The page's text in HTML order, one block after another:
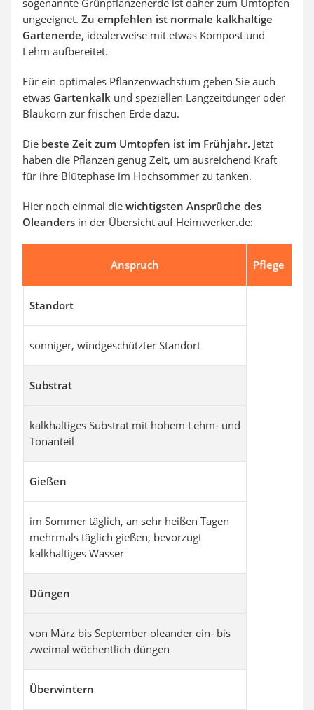
ungeeignet. Zu empfehlen ist normale kalkhaltige
Gartenerde, idealerweise mit etwas Kompost und
Lehm aufbereitet.
Für ein optimales Pflanzenwachstum geben Sie auch
etwas Gartenkalk und speziellen Langzeitdünger oder
Blaukorn zur frischen Erde dazu.
Die beste Zeit zum Umtopfen ist im Frühjahr. Jetzt
haben die Pflanzen genug Zeit, um ausreichend Kraft
für ihre Blütephase im Hochsommer zu tanken.
Hier noch einmal die wichtigsten Ansprüche des
Oleanders in der Übersicht auf Heimwerker.de:
Anspruch Pflege
Standort
sonniger, windgeschützter Standort
Substrat
kalkhaltiges Substrat mit hohem Lehm- und
Tonanteil
Gießen
im Sommer täglich, an sehr heißen Tagen
mehrmals täglich gießen, bevorzugt
kalkhaltiges Wasser
Düngen
von März bis September oleander ein- bis
zweimal wöchentlich düngen
Überwintern